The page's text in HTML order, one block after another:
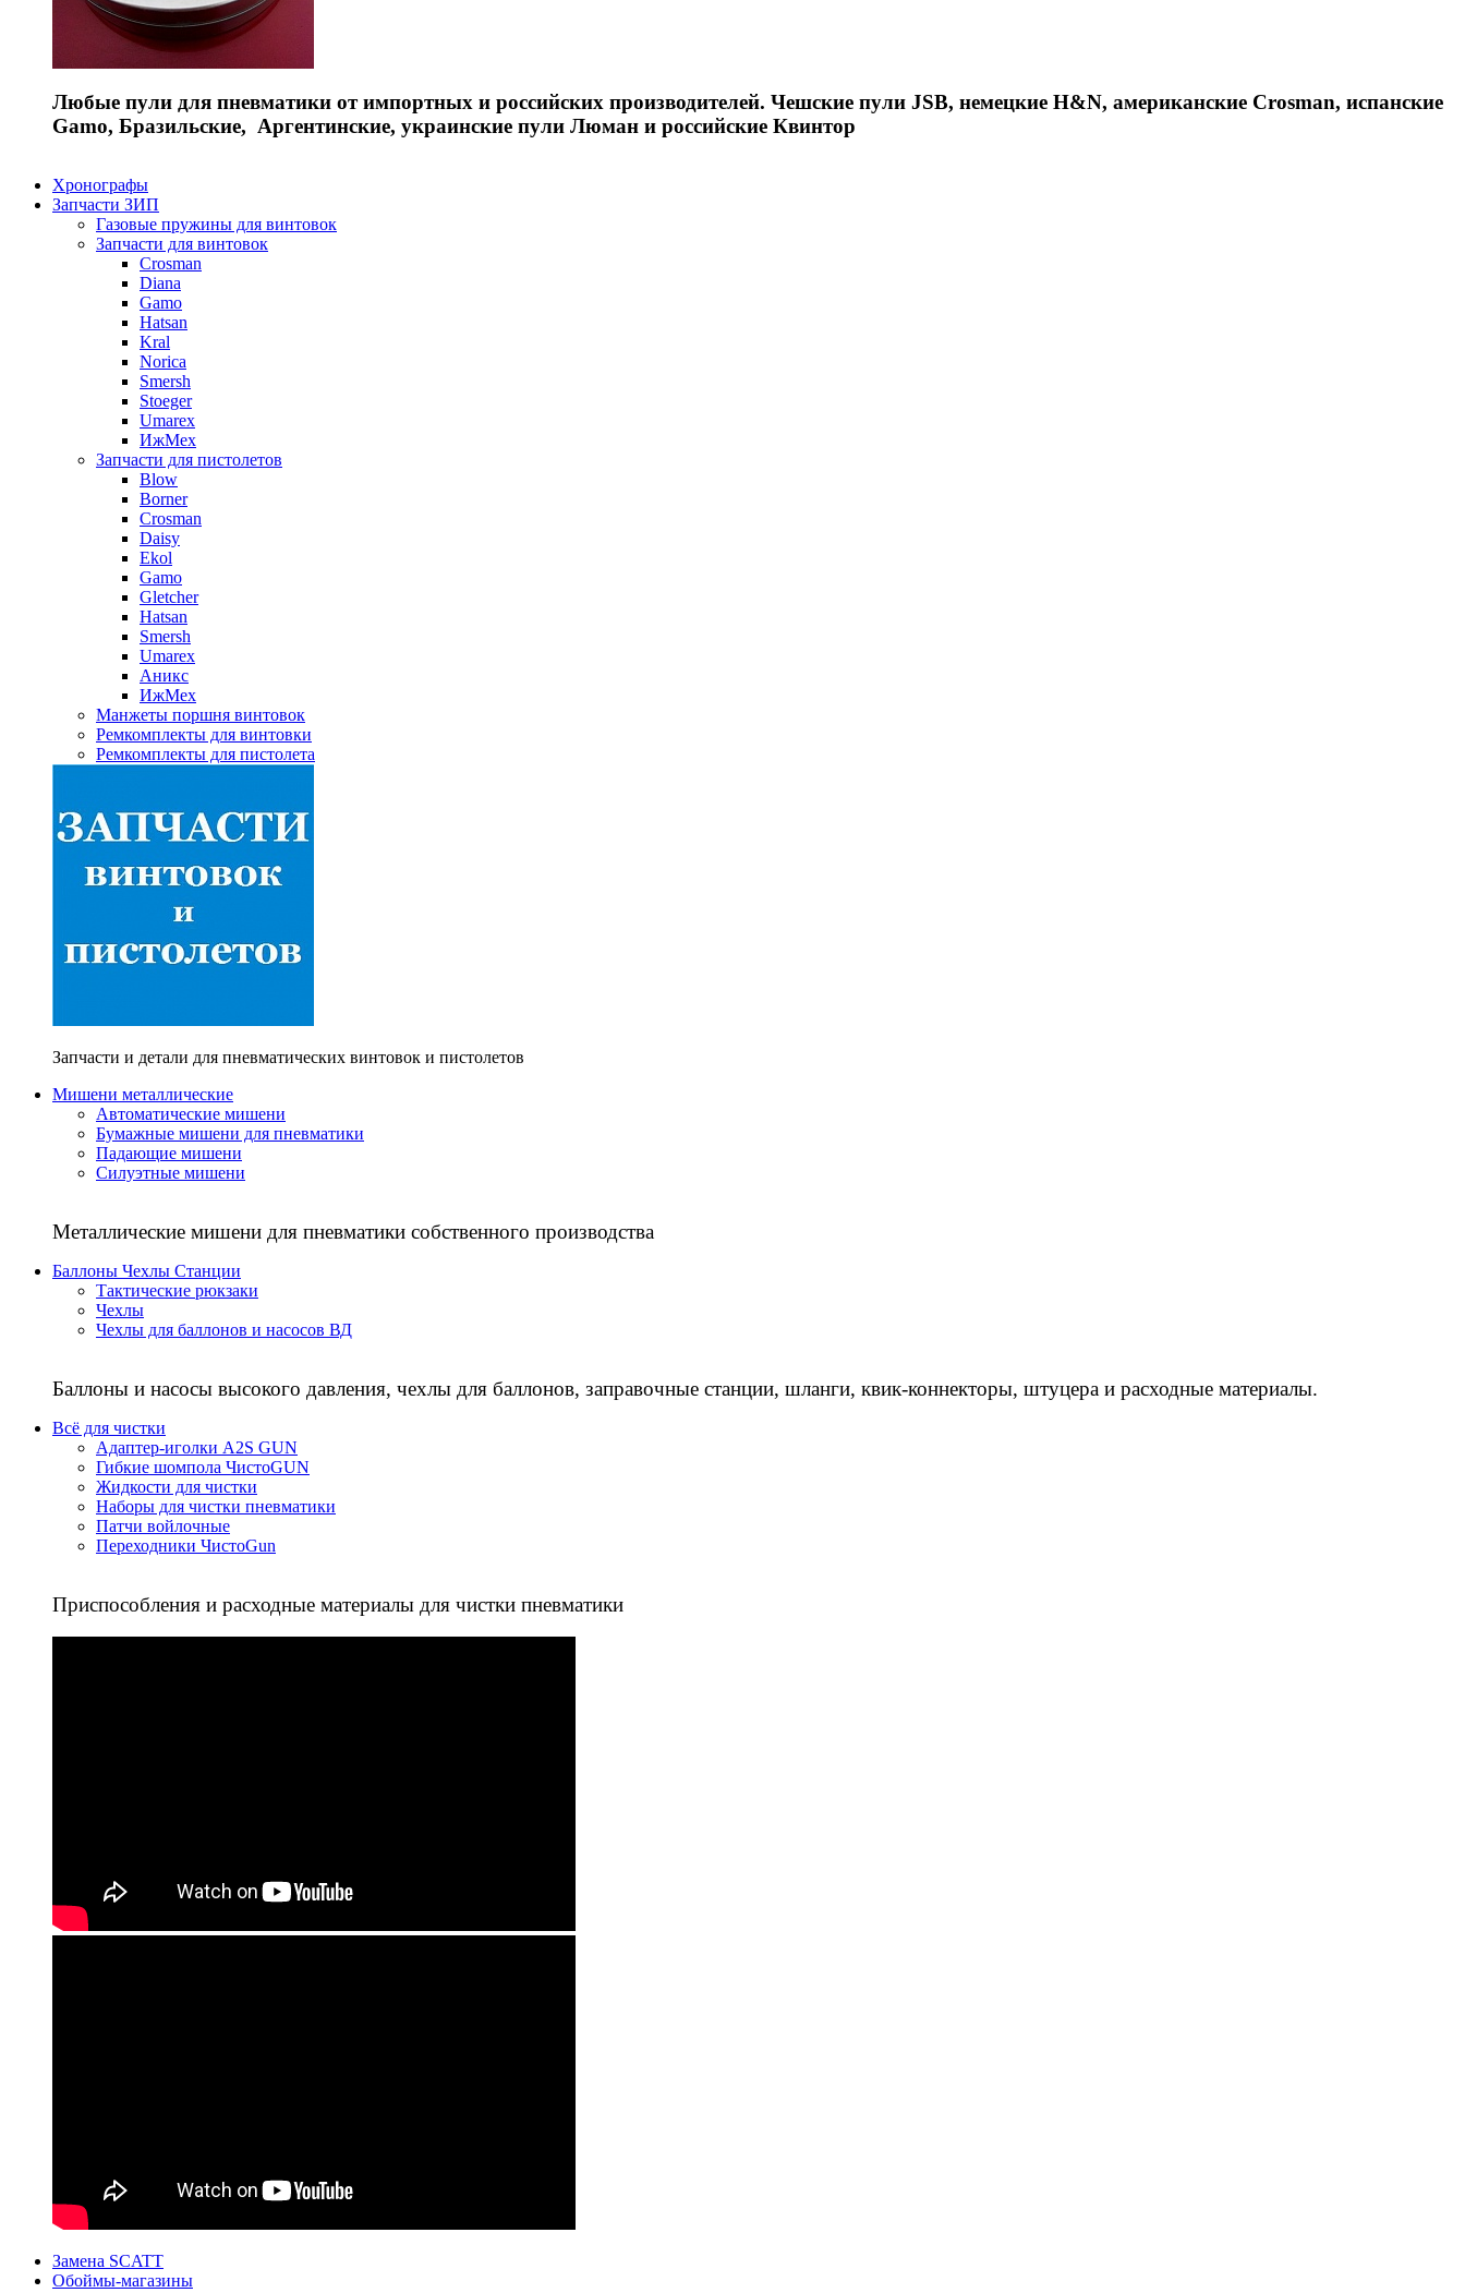
Любые пули для пневматики от импортных и российских производителей. Чешские пули JSB, немецкие H&N, американские Crosman, испанские
Gamo, Бразильские, Аргентинские, украинские пули Люман и российские Квинтор
Хронографы
Запчасти ЗИП
Газовые пружины для винтовок
Запчасти для винтовок
Crosman
Diana
Gamo
Hatsan
Kral
Norica
Smersh
Stoeger
Umarex
ИжМех
Запчасти для пистолетов
Blow
Borner
Crosman
Daisy
Ekol
Gamo
Gletcher
Hatsan
Smersh
Umarex
Аникс
ИжМех
Манжеты поршня винтовок
Ремкомплекты для винтовки
Ремкомплекты для пистолета
Запчасти и детали для пневматических винтовок и пистолетов
Мишени металлические
Автоматические мишени
Бумажные мишени для пневматики
Падающие мишени
Силуэтные мишени
Металлические мишени для пневматики собственного производства
Баллоны Чехлы Станции
Тактические рюкзаки
Чехлы
Чехлы для баллонов и насосов ВД
Баллоны и насосы высокого давления, чехлы для баллонов, заправочные станции, шланги, квик-коннекторы, штуцера и расходные материалы.
Всё для чистки
Адаптер-иголки A2S GUN
Гибкие шомпола ЧистоGUN
Жидкости для чистки
Наборы для чистки пневматики
Патчи войлочные
Переходники ЧистоGun
Приспособления и расходные материалы для чистки пневматики
Замена SCATT
Обоймы-магазины